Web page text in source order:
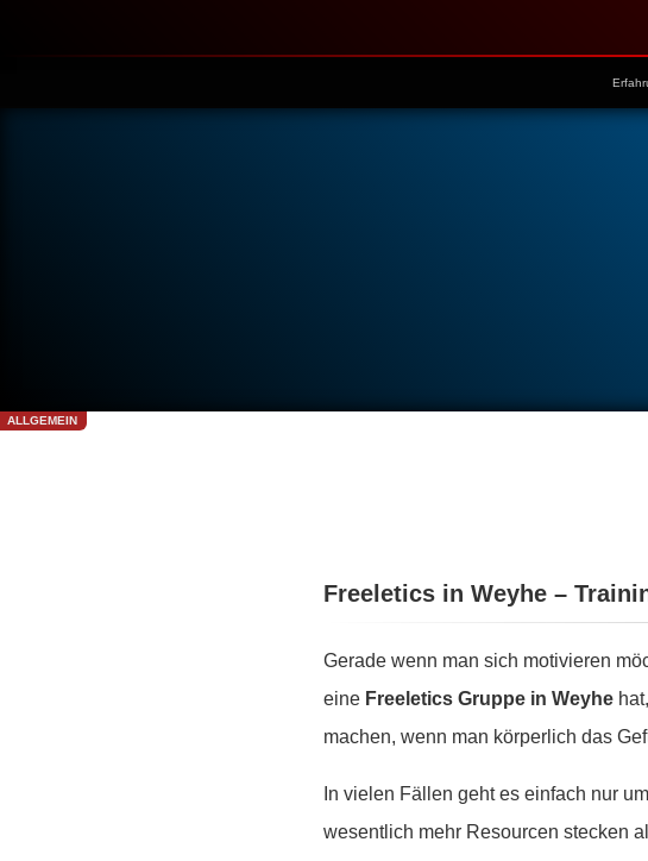
ALLGEMEIN
Freeletics in Weyhe –
Gerade wenn man sich motivieren
eine Freeletics Gruppe in Weyhe
machen, wenn man körperlich das
In vielen Fällen geht es einfach nur
wesentlich mehr Resourcen stecken